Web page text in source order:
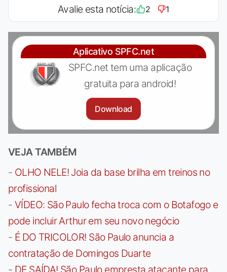
Avalie esta notícia: 2 1
Aplicativo SPFC.net
SPFC.net tem uma aplicação
gratuita para android!
Download
VEJA TAMBÉM
- OLHO NELE! Joia da base brilha em treinos no
profissional
- VÍDEO: São Paulo fecha troca com o Botafogo e
pode incluir Arthur em seu novo negócio
- É DO TRICOLOR! São Paulo anuncia a
contratação de Domingos Duarte
- DE SAÍDA! São Paulo empresta atacante para